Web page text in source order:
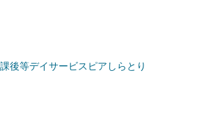
後等デイサービスピアしらとり